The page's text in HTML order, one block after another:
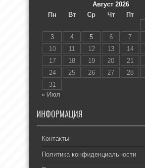
Август 2026
Пн
Вт Ср Чт Пт
3
4 5 6 7
10
11 12 13 14
17
18 19 20 21
24
25 26 27 28
31
« Июл
ИНФОРМАЦИЯ
Контакты
Политика конфиденциальности